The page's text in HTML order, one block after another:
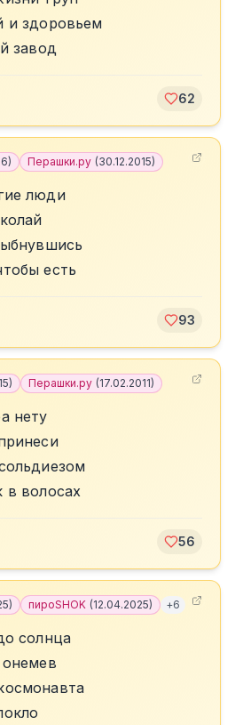
и здоровьем
завод
62
) Перашки.ру (30.12.2015)
люди
есть
93
) Перашки.ру (17.02.2011)
нету
в волосах
56
) пироSHOK (12.04.2025) +6
солнца
онемев